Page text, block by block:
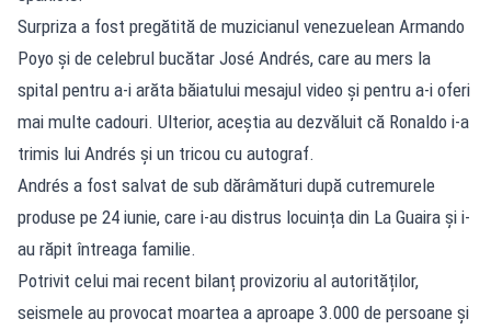
Surpriza a fost pregătită de muzicianul venezuelean Armando
Poyo și de celebrul bucătar José Andrés, care au mers la
spital pentru a-i arăta băiatului mesajul video și pentru a-i oferi
mai multe cadouri. Ulterior, aceștia au dezvăluit că Ronaldo i-a
trimis lui Andrés și un tricou cu autograf.
Andrés a fost salvat de sub dărâmături după cutremurele
produse pe 24 iunie, care i-au distrus locuința din La Guaira și i-
au răpit întreaga familie.
Potrivit celui mai recent bilanț provizoriu al autorităților,
seismele au provocat moartea a aproape 3.000 de persoane și